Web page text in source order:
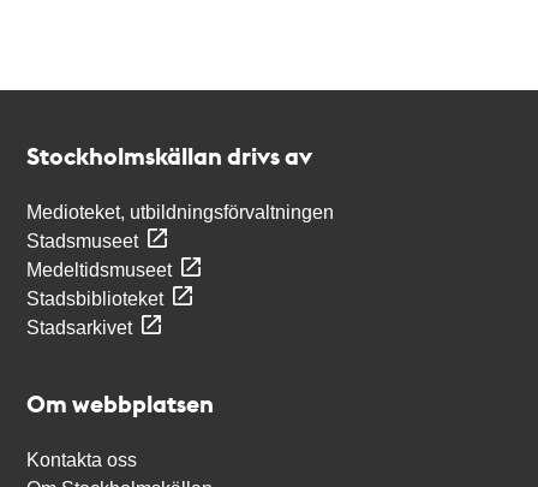
Stockholmskällan drivs av
Medioteket, utbildningsförvaltningen
Stadsmuseet
Medeltidsmuseet
Stadsbiblioteket
Stadsarkivet
Om webbplatsen
Kontakta oss